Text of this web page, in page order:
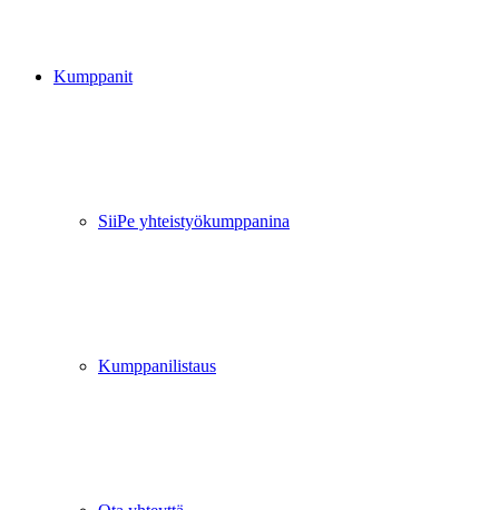
Kumppanit
SiiPe yhteistyökumppanina
Kumppanilistaus